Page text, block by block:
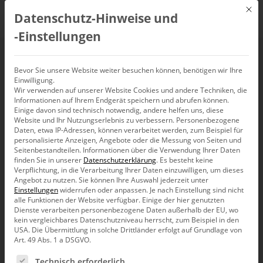
Berichtserstellung mit
DeltaMaster
(22.09.2020)
22. September 2020, 11:00–11:30Uhr
Mit
Datenschutz-Hinweise und
‑Einstellungen
Bevor Sie unsere Website weiter besuchen können, benötigen wir Ihre
Einwilligung.
Wir verwenden auf unserer Website Cookies und andere Techniken, die
Informationen auf Ihrem Endgerät speichern und abrufen können.
Einige davon sind technisch notwendig, andere helfen uns, diese
Website und Ihr Nutzungserlebnis zu verbessern. Personenbezogene
Daten, etwa IP-Adressen, können verarbeitet werden, zum Beispiel für
personalisierte Anzeigen, Angebote oder die Messung von Seiten und
Seitenbestandteilen. Informationen über die Verwendung Ihrer Daten
finden Sie in unserer Datenschutzerklärung. Es besteht keine
Verpflichtung, in die Verarbeitung Ihrer Daten einzuwilligen, um dieses
Angebot zu nutzen.Sie können Ihre Auswahl jederzeit unter
Einstellungenwiderrufen oder anpassen. Je nach Einstellung sind nicht
alle Funktionen der Website verfügbar. Einige der hier genutzten
Dienste verarbeiten personenbezogene Daten außerhalb der EU, wo
kein vergleichbares Datenschutzniveau herrscht, zum Beispiel in den
USA. Die Übermittlung in solche Drittländer erfolgt auf Grundlage von
Art. 49 Abs. 1 a DSGVO.
Es folgt eine Liste der Service-Gruppen, für die eine